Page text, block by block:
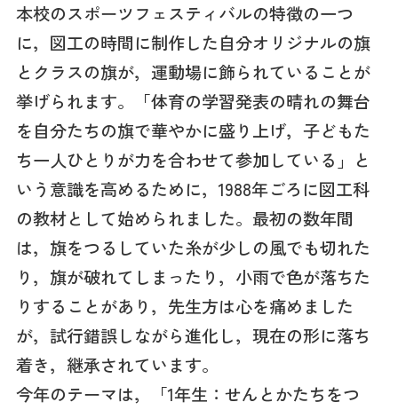
本校のスポーツフェスティバルの特徴の一つ
に，図工の時間に制作した自分オリジナルの旗
とクラスの旗が，運動場に飾られていることが
挙げられます。「体育の学習発表の晴れの舞台
を自分たちの旗で華やかに盛り上げ，子どもた
ち一人ひとりが力を合わせて参加している」と
いう意識を高めるために，1988年ごろに図工科
の教材として始められました。最初の数年間
は，旗をつるしていた糸が少しの風でも切れた
り，旗が破れてしまったり，小雨で色が落ちた
りすることがあり，先生方は心を痛めました
が，試行錯誤しながら進化し，現在の形に落ち
着き，継承されています。
今年のテーマは，「1年生：せんとかたちをつ